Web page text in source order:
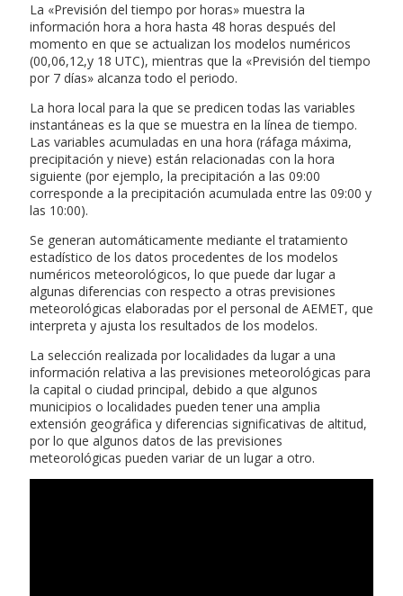
La «Previsión del tiempo por horas» muestra la
información hora a hora hasta 48 horas después del
momento en que se actualizan los modelos numéricos
(00,06,12,y 18 UTC), mientras que la «Previsión del tiempo
por 7 días» alcanza todo el periodo.
La hora local para la que se predicen todas las variables
instantáneas es la que se muestra en la línea de tiempo.
Las variables acumuladas en una hora (ráfaga máxima,
precipitación y nieve) están relacionadas con la hora
siguiente (por ejemplo, la precipitación a las 09:00
corresponde a la precipitación acumulada entre las 09:00 y
las 10:00).
Se generan automáticamente mediante el tratamiento
estadístico de los datos procedentes de los modelos
numéricos meteorológicos, lo que puede dar lugar a
algunas diferencias con respecto a otras previsiones
meteorológicas elaboradas por el personal de AEMET, que
interpreta y ajusta los resultados de los modelos.
La selección realizada por localidades da lugar a una
información relativa a las previsiones meteorológicas para
la capital o ciudad principal, debido a que algunos
municipios o localidades pueden tener una amplia
extensión geográfica y diferencias significativas de altitud,
por lo que algunos datos de las previsiones
meteorológicas pueden variar de un lugar a otro.